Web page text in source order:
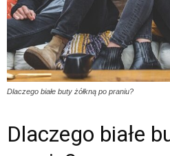
Dlaczego białe buty żółkną po praniu?
Dlaczego białe